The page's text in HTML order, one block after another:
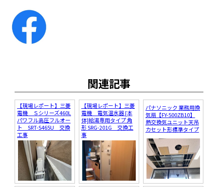
関連記事
【現場レポート】三菱
電機 Ｓシリーズ460L
パワフル高圧フルオー
ト SRT-S465U 交換
工事
【現場レポート】三菱
電機 電気温水器 [本
体]給湯専用タイプ 角
形 SRG-201G 交換工
事
パナソニック 業務用換
気扇【FY-500ZB10】
熱交換気ユニット天吊
カセット形標準タイプ